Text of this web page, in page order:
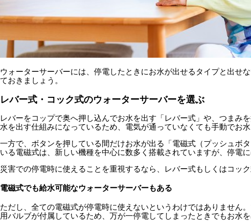
ウォーターサーバーには、停電したときにお水が出せるタイプと出せ
ておきましょう。
レバー式・コック式のウォーターサーバーを選ぶ
レバーをコップで奥へ押し込んでお水を出す「レバー式」や、つまみ
水を出す仕組みになっているため、電気が通っていなくても手動でお水
一方で、ボタンを押している間だけお水が出る「電磁式（プッシュボ
いる電磁式は、新しい機種を中心に数多く搭載されていますが、停電に
災害での停電時に使えることを重視するなら、レバー式もしくはコッ
電磁式でも給水可能なウォーターサーバーもある
ただし、全ての電磁式が停電時に使えないというわけではありません
用バルブが付属しているため、万が一停電してしまったときでもお水